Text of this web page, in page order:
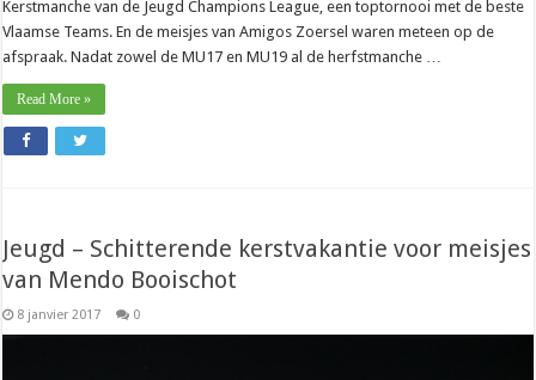
Kerstmanche van de Jeugd Champions League, een toptornooi met de beste
Vlaamse Teams. En de meisjes van Amigos Zoersel waren meteen op de
afspraak. Nadat zowel de MU17 en MU19 al de herfstmanche …
Read More »
Jeugd – Schitterende kerstvakantie voor meisjes
van Mendo Booischot
8 janvier 2017 0